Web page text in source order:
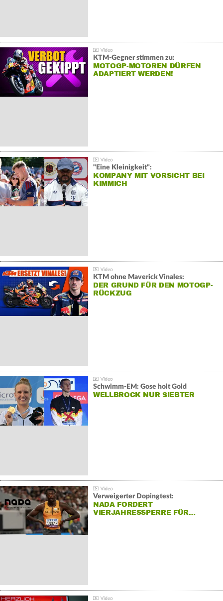
KTM-Gegner stimmen zu:
MOTOGP-MOTOREN DÜRFEN
ADAPTIERT WERDEN!
"Eine Kleinigkeit":
KOMPANY MIT VORSICHT BEI
KIMMICH
KTM ohne Maverick Vinales:
DER GRUND FÜR DEN MOTOGP-
RÜCKZUG
Schwimm-EM: Gose holt Gold
WELLBROCK NUR SIEBTER
Verweigerter Dopingtest:
NADA FORDERT
VIERJAHRESSPERRE FÜR…